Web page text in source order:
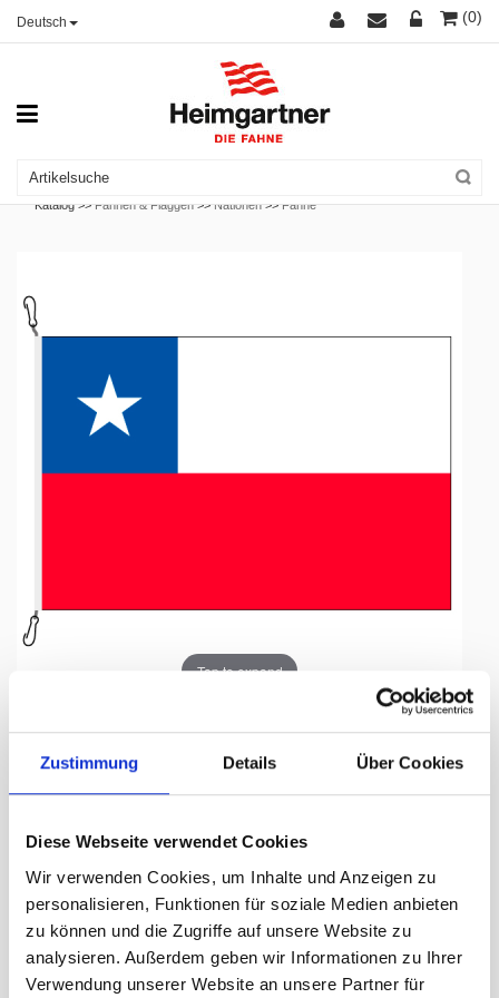
Zustimmung Details Über Cookies
Diese Webseite verwendet Cookies
Wir verwenden Cookies, um Inhalte und Anzeigen zu
personalisieren, Funktionen für soziale Medien anbieten
zu können und die Zugriffe auf unsere Website zu
analysieren. Außerdem geben wir Informationen zu Ihrer
Verwendung unserer Website an unsere Partner für
Deutsch (0)
Katalog >>Fahnen & Flaggen >>Nationen >>Fahne
Tap to expand
Chile, 200 x 300 cm
Lieferzeit Tage:ca. 5-7 Arbeitstage
318.00 CHF